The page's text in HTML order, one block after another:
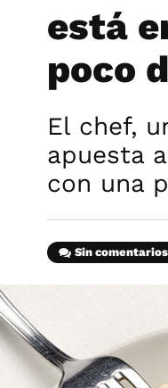
está
poco
El chef,
apuesta
con una
Sin comentarios